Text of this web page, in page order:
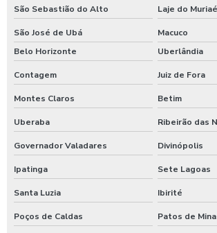
Maquina para higienização automotiva a vapor
Maquina para higienização de carros
Maquina de higienização de veiculos
Máquina de jogar produtos automotivos
Máquina de jogar produtos químicos
Máquina de jogar sabão
Maquina de jogar sabao para carros
Maquina de lavar caminhão de água quente
Máquina de lavar caminhão três produtos
São Sebastião do Alto Laje do Muriaé
São José de Ubá
Macuco
Belo Horizonte
Uberlândia
Contagem Juiz de Fora
Montes Claros Betim
Uberaba Ribeirão das
Governador Valadares Divinópolis
Ipatinga Sete Lagoas
Santa Luzia Ibirité
Poços de Caldas Patos de